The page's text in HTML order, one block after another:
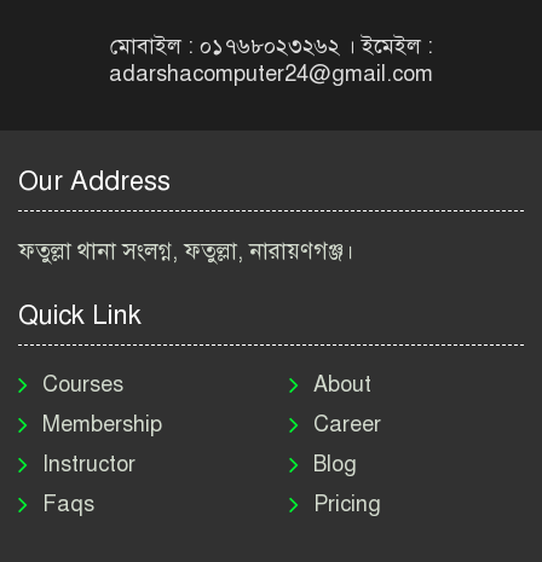
Job Circular 2026
২০২৬ | BIWTA Job Circular
নিয়োগ বিজ্ঞপ্তি ২০২৬ | DNC
Job Circular 2026
পাসপোর্ট করতে কি কি লাগে
২০২৬ | ই-পাসপোর্ট আবেদন ও
মোবাইল : ০১৭৬৮০২৩২৬২ । ইমেইল :
adarshacomputer24@gmail.com
Our Address
ফতুল্লা থানা সংলগ্ন, ফতুল্লা, নারায়ণগঞ্জ।
Quick Link
Courses
Membership
Instructor
Faqs
About
Career
Blog
Pricing